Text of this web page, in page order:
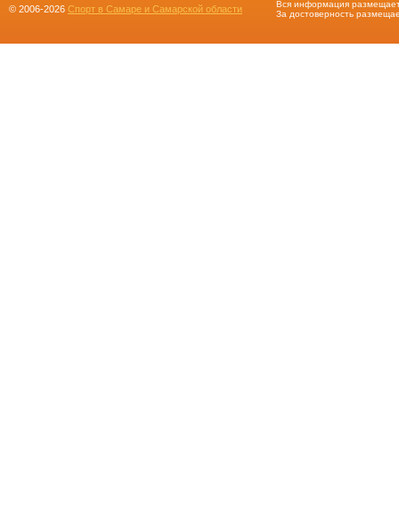
© 2006-2026 Спорт в Самаре и Самарской области
Вся информация
За достоверность